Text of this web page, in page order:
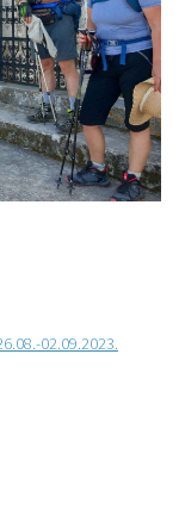
02.09.2023.